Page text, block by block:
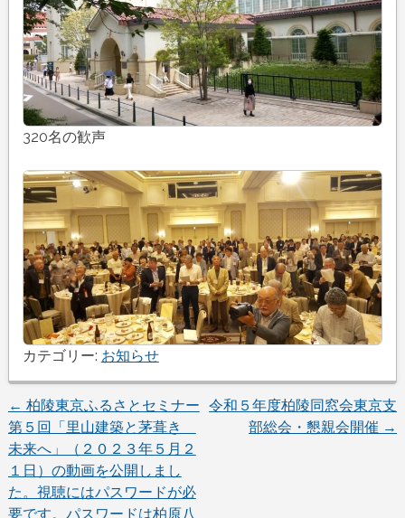
320名の歓声
カテゴリー: お知らせ
投
稿
ナ
ビ
← 柏陵東京ふるさとセミナー
第５回「里山建築と茅葺き
未来へ」（２０２３年５月２
１日）の動画を公開しまし
た。視聴にはパスワードが必
要です。パスワードは柏原八
令和５年度柏陵同窓会東京支
部総会・懇親会開催 →